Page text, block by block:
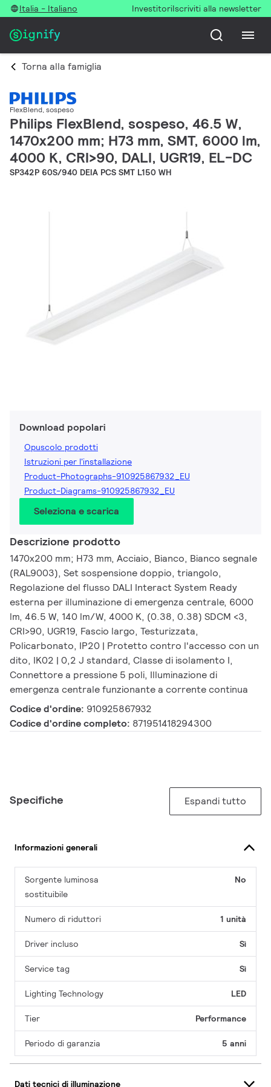
Italia - Italiano InvestitoriIscriviti alla newsletter
Torna alla famiglia
FlexBlend, sospeso
Philips FlexBlend, sospeso, 46.5 W,
1470x200 mm; H73 mm, SMT, 6000 lm,
4000 K, CRI>90, DALI, UGR19, EL-DC
SP342P 60S/940 DEIA PCS SMT L150 WH
Download popolari
Opuscolo prodotti
Istruzioni per l'installazione
Product-Photographs-910925867932_EU
Product-Diagrams-910925867932_EU
Seleziona e scarica
Descrizione prodotto
1470x200 mm; H73 mm, Acciaio, Bianco, Bianco segnale
(RAL9003), Set sospensione doppio, triangolo,
Regolazione del flusso DALI Interact System Ready
esterna per illuminazione di emergenza centrale, 6000
lm, 46.5 W, 140 lm/W, 4000 K, (0.38, 0.38) SDCM <3,
CRI>90, UGR19, Fascio largo, Testurizzata,
Policarbonato, IP20 | Protetto contro l'accesso con un
dito, IK02 | 0,2 J standard, Classe di isolamento I,
Connettore a pressione 5 poli, Illuminazione di
emergenza centrale funzionante a corrente continua
Codice d'ordine: 910925867932
Codice d'ordine completo: 871951418294300
Specifiche Espandi tutto
Informazioni generali
Sorgente luminosa
sostituibile
No
Numero di riduttori 1 unità
Driver incluso Sì
Service tag Sì
Lighting Technology LED
Tier Performance
Periodo di garanzia 5 anni
Dati tecnici di illuminazione